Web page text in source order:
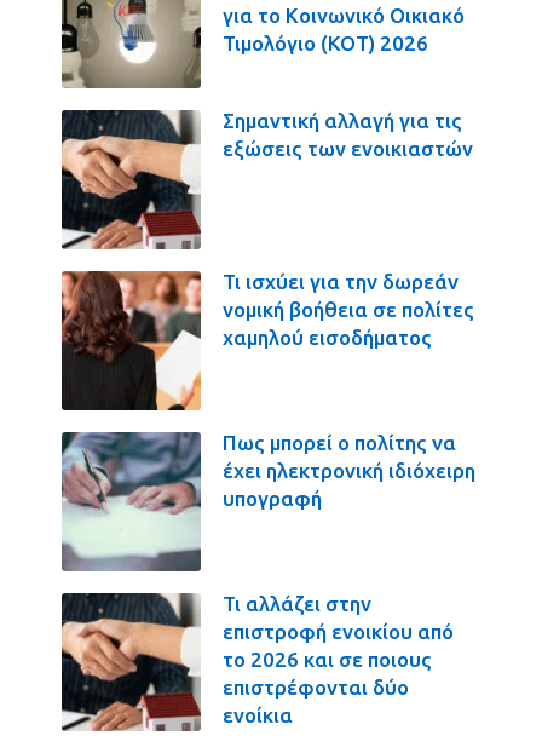
για το Κοινωνικό Οικιακό
Τιμολόγιο (ΚΟΤ) 2026
Σημαντική αλλαγή για τις
εξώσεις των ενοικιαστών
Τι ισχύει για την δωρεάν
νομική βοήθεια σε πολίτες
χαμηλού εισοδήματος
Πως μπορεί ο πολίτης να
έχει ηλεκτρονική ιδιόχειρη
υπογραφή
Τι αλλάζει στην
επιστροφή ενοικίου από
το 2026 και σε ποιους
επιστρέφονται δύο
ενοίκια